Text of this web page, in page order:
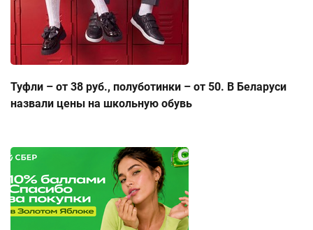
Туфли – от 38 руб., полуботинки – от 50. В Беларуси
назвали цены на школьную обувь